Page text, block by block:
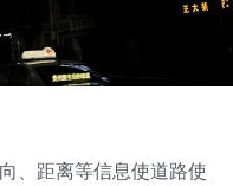
、距离等信息使道路使